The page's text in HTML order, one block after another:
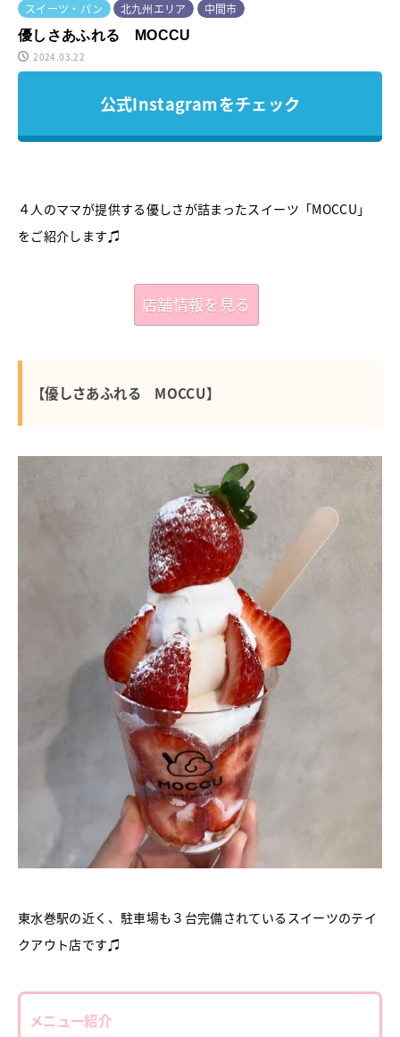
スイーツ・パン 北九州エリア
中間市
優しさあふれる MOCCU
2024.03.22
公式Instagramをチェック
４人のママが提供する優しさが詰まったスイーツ「MOCCU」
をご紹介します♫
店舗情報を見る
【優しさあふれる MOCCU】
東水巻駅の近く、駐車場も３台完備されているスイーツのテイ
クアウト店です♫
メニュー紹介